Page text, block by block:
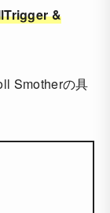
&
Smotherの具